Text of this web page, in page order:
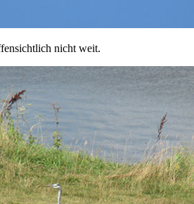
nicht weit.